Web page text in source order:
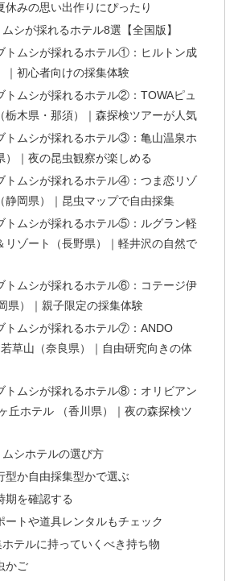
休みの思い出作りにぴったり
シが採れるホテル8選【全国版】
トムシが採れるホテル①：ヒルトン成
｜初心者向けの採集体験
トムシが採れるホテル②：TOWAピュ
栃木県・那須）｜森探検ツアーが人気
トムシが採れるホテル③：亀山温泉ホ
）｜夜の昆虫観察が楽しめる
トムシが採れるホテル④：つま恋リゾ
静岡県）｜昆虫マップで自由採集
トムシが採れるホテル⑤：ルグラン軽
リゾート（長野県）｜軽井沢の自然で
トムシが採れるホテル⑥：コテージ伊
県）｜親子限定の採集体験
トムシが採れるホテル⑦：ANDO
草山（奈良県）｜自由研究向きの体
トムシが採れるホテル⑧：オリビアン
丘ホテル （香川県）｜夜の森探検ツ
シホテルの選び方
型か自由採集型かで選ぶ
期を確認する
ートや道具レンタルもチェック
テルに持っていくべき持ち物
かご